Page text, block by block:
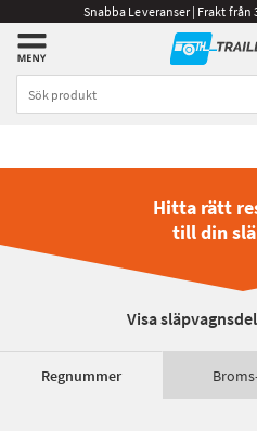
Snabba Leveranser | Frakt från
Hitta rätt
till din
Visa
Regnummer